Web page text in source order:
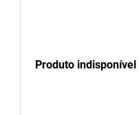
Produto indisponível